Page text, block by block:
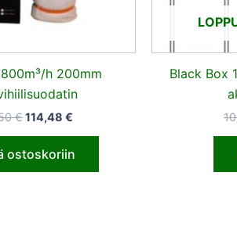
h 200mm
€114,48 €
ostoskoriin
Black Box